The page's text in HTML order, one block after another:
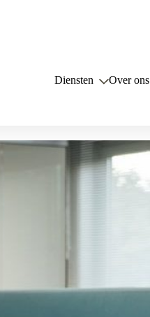
Diensten Over ons